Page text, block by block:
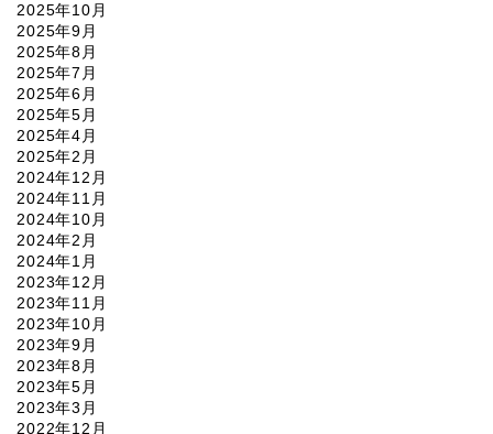
2025年10月
2025年9月
2025年8月
2025年7月
2025年6月
2025年5月
2025年4月
2025年2月
2024年12月
2024年11月
2024年10月
2024年2月
2024年1月
2023年12月
2023年11月
2023年10月
2023年9月
2023年8月
2023年5月
2023年3月
2022年12月